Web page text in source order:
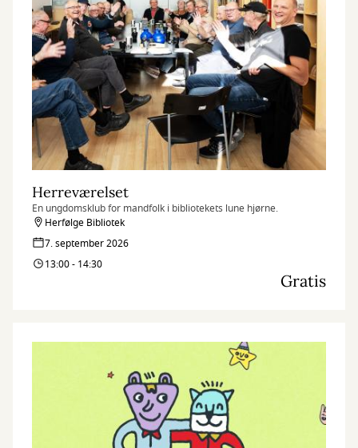
Herreværelset
En ungdomsklub for mandfolk i bibliotekets lune hjørne.
Herfølge Bibliotek
7. september 2026
13:00 - 14:30
Gratis